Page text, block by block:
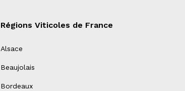
Régions Viticoles de France
Alsace
Beaujolais
Bordeaux